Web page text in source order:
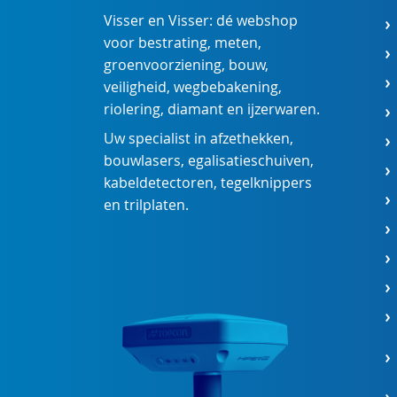
Visser en Visser: dé webshop
voor bestrating, meten,
groenvoorziening, bouw,
veiligheid, wegbebakening,
riolering, diamant en ijzerwaren.
Uw specialist in afzethekken,
bouwlasers, egalisatieschuiven,
kabeldetectoren, tegelknippers
en trilplaten.